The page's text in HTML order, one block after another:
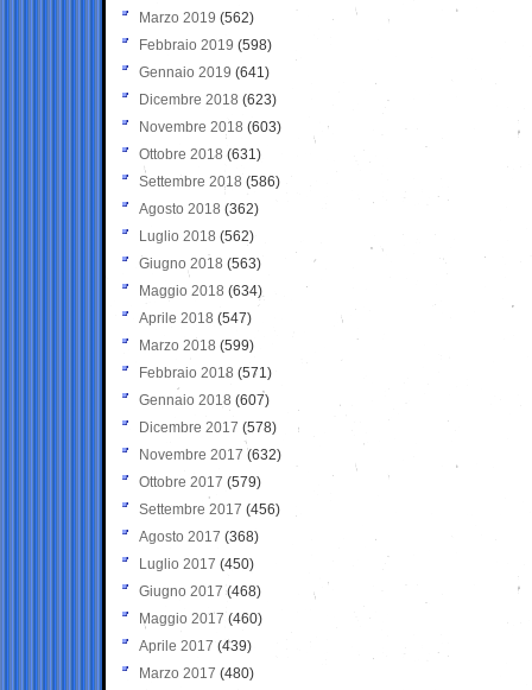
Marzo 2019 (562)
Febbraio 2019 (598)
Gennaio 2019 (641)
Dicembre 2018 (623)
Novembre 2018 (603)
Ottobre 2018 (631)
Settembre 2018 (586)
Agosto 2018 (362)
Luglio 2018 (562)
Giugno 2018 (563)
Maggio 2018 (634)
Aprile 2018 (547)
Marzo 2018 (599)
Febbraio 2018 (571)
Gennaio 2018 (607)
Dicembre 2017 (578)
Novembre 2017 (632)
Ottobre 2017 (579)
Settembre 2017 (456)
Agosto 2017 (368)
Luglio 2017 (450)
Giugno 2017 (468)
Maggio 2017 (460)
Aprile 2017 (439)
Marzo 2017 (480)